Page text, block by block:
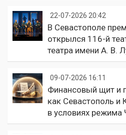
22-07-2026 20:42
В Севастополе
открылся 116-й
театра имени А. В.
09-07-2026 16:11
Финансовый щит и
как Севастополь
в условиях режима